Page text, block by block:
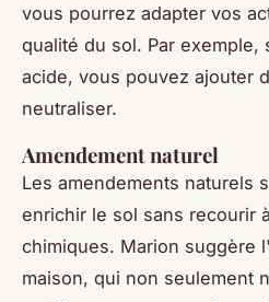
vous pourrez adapter vos
qualité du sol. Par exemple,
acide, vous pouvez ajouter
neutraliser.
Amendement naturel
Les amendements naturels
enrichir le sol sans recourir
chimiques. Marion suggère
maison, qui non seulement